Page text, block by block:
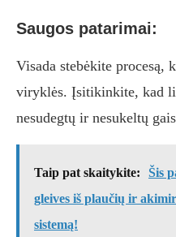
Saugos patarimai:
Visada stebėkite procesą,
viryklės. Įsitikinkite, kad
nesudegtų ir nesukeltų
Taip pat skaitykite:
Šis
gleives iš plaučių ir
sistemą!